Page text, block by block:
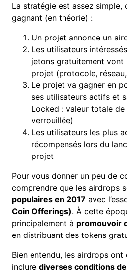
La stratégie est assez simple,
gagnant (en théorie) :
Un projet annonce un
Les utilisateurs
jetons gratuitement vont
projet (protocole,
Le projet va gagner en
ses utilisateurs actifs et
Locked : valeur totale
verrouillée)
Les utilisateurs les plus
récompensés lors du
projet
Pour vous donner un peu de
comprendre que les airdrops
populaires en 2017 avec
Coin Offerings). À cette
principalement à promouvoir
en distribuant des tokens
Bien entendu, les airdrops ont
inclure diverses conditions